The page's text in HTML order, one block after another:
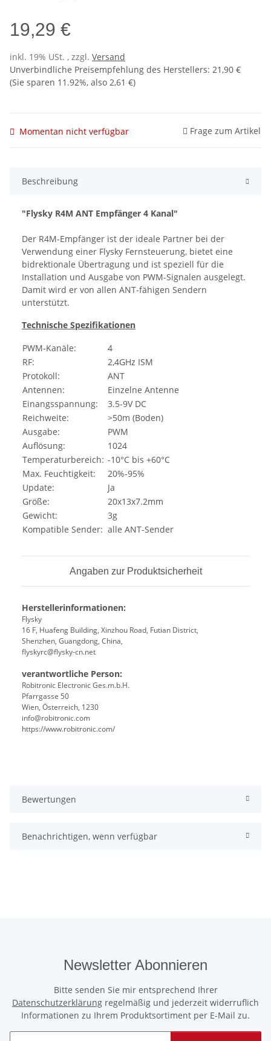
19,29 €
inkl. 19% USt. , zzgl. Versand
Unverbindliche Preisempfehlung des Herstellers: 21,90 €
(Sie sparen 11.92%, also 2,61 €)
Momentan nicht verfügbar Frage zum Artikel
Beschreibung
"Flysky R4M ANT Empfänger 4 Kanal"
Der R4M-Empfänger ist der ideale Partner bei der
Verwendung einer Flysky Fernsteuerung, bietet eine
bidrektionale Übertragung und ist speziell für die
Installation und Ausgabe von PWM-Signalen ausgelegt.
Damit wird er von allen ANT-fähigen Sendern
unterstützt.
Technische Spezifikationen
PWM-Kanäle:
4
RF:
2,4GHz ISM
Protokoll:
ANT
Antennen:
Einzelne Antenne
Einangsspannung:
3.5-9V DC
Reichweite:
>50m (Boden)
Ausgabe:
PWM
Auflösung:
1024
Temperaturbereich: -10°C bis +60°C
Max. Feuchtigkeit:
20%-95%
Update:
Ja
Größe:
20x13x7.2mm
Gewicht:
3g
Kompatible Sender: alle ANT-Sender
Angaben zur Produktsicherheit
Herstellerinformationen:
Flysky
16 F, Huafeng Building, Xinzhou Road, Futian District,
Shenzhen, Guangdong, China,
flyskyrc@flysky-cn.net
verantwortliche Person:
Robitronic Electronic Ges.m.b.H.
Pfarrgasse 50
Wien, Österreich, 1230
info@robitronic.com
https://www.robitronic.com/
Bewertungen
Benachrichtigen, wenn verfügbar
Newsletter Abonnieren
Bitte senden Sie mir entsprechend Ihrer
Datenschutzerklärung regelmäßig und jederzeit widerruflich
Informationen zu Ihrem Produktsortiment per E-Mail zu.